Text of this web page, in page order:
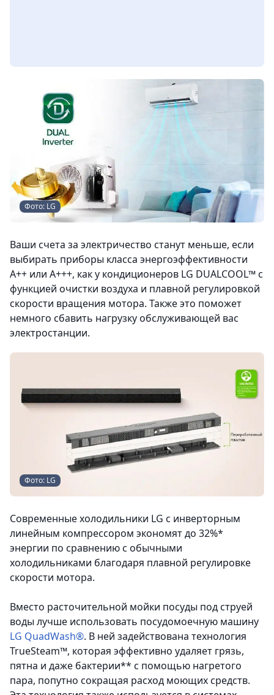
Фото: LG
Ваши счета за электричество станут меньше, если
выбирать приборы класса энергоэффективности
A++ или A+++, как у кондиционеров LG DUALCOOL™ с
функцией очистки воздуха и плавной регулировкой
скорости вращения мотора. Также это поможет
немного сбавить нагрузку обслуживающей вас
электростанции.
Фото: LG
Современные холодильники LG с инверторным
линейным компрессором экономят до 32%*
энергии по сравнению с обычными
холодильниками благодаря плавной регулировке
скорости мотора.
Вместо расточительной мойки посуды под струей
воды лучше использовать посудомоечную машину
LG QuadWash®. В ней задействована технология
TrueSteam™, которая эффективно удаляет грязь,
пятна и даже бактерии** с помощью нагретого
пара, попутно сокращая расход моющих средств.